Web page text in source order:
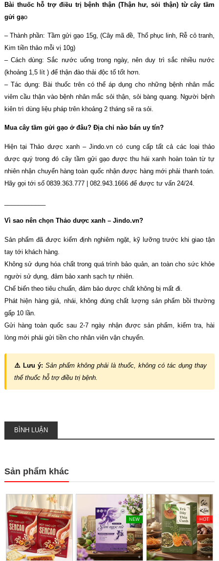
Bài thuốc hỗ trợ điều trị bệnh thận (Thận hư, sỏi thận) từ cây tầm
gửi gạo
– Thành phần: Tầm gửi gạo 15g, (Cây mã đề, Thổ phục linh, Rễ cỏ tranh,
Kim tiền thảo mỗi vị 10g)
– Cách dùng: Sắc nước uống trong ngày, nên duy trì sắc nhiều nước
(khoảng 1,5 lít ) để thận đào thải độc tố tốt hơn.
– Tác dụng: Bài thuốc trên có thể áp dụng cho những bệnh nhân mắc
viêm cầu thận vào bệnh nhân mắc sỏi thận, sỏi bàng quang. Người bệnh
kiên trì dùng liệu pháp trên khoảng 2 tháng sẽ ra sỏi.
Mua cây tầm gửi gạo ở đâu? Địa chỉ nào bán uy tín?
Hiện tại Thảo dược xanh – Jindo.vn có cung cấp tất cả các loại thảo
dược quý trong đó cây tầm gửi gạo được thu hái xanh hoàn toàn từ tự
nhiên nhận chuyển hàng toàn quốc nhận được hàng mới phải thanh toán.
Hãy gọi tới số 0839.363.777 | 082.943.1666 để được tư vấn 24/24.
Vì sao nên chọn Thảo dược xanh – Jindo.vn?
Sản phẩm đã được kiểm định nghiêm ngặt, kỹ lưỡng trước khi giao tận
tay tới khách hàng.
Không sử dụng hóa chất trong quá trình bảo quản, an toàn cho sức khỏe
người sử dụng, đảm bảo xanh sạch tự nhiên.
Chế biến theo tiêu chuẩn, đảm bảo dược chất không bị mất đi.
Phát hiện hàng giả, nhái, không đúng chất lượng sản phẩm bồi thường
gấp 10 lần.
Gửi hàng toàn quốc sau 2-7 ngày nhận được sản phẩm, kiểm tra, hài
lòng mới phải gửi tiền cho nhân viên vận chuyển.
⚠️ Lưu ý: Sản phẩm không phải là thuốc, không có tác dụng thay
thế thuốc hỗ trợ điều trị bệnh.
BÌNH LUẬN
Sản phẩm khác
-38% -37%
NEW
-50%
HOT